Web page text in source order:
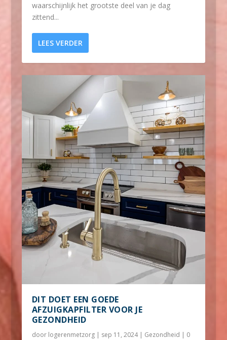
waarschijnlijk het grootste deel van je dag
zittend...
LEES VERDER
DIT DOET EEN GOEDE
AFZUIGKAPFILTER VOOR JE
GEZONDHEID
door logerenmetzorg| sep 11, 2024| Gezondheid | 0